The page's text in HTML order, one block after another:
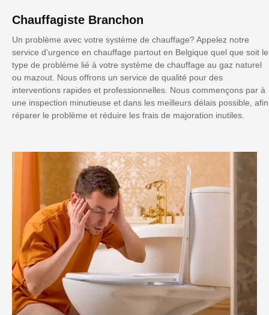
Chauffagiste Branchon
Un problème avec votre système de chauffage? Appelez notre
service d’urgence en chauffage partout en Belgique quel que soit le
type de problème lié à votre système de chauffage au gaz naturel
ou mazout. Nous offrons un service de qualité pour des
interventions rapides et professionnelles. Nous commençons par à
une inspection minutieuse et dans les meilleurs délais possible, afin
réparer le problème et réduire les frais de majoration inutiles.